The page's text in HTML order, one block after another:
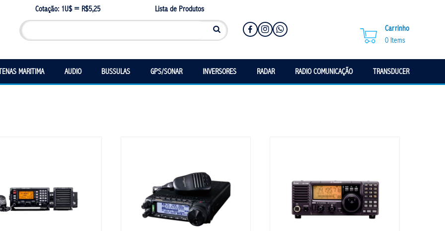
Cotação: 1U$ = R$5,25 Lista de Produtos
Carrinho
0Items
MARITIMA AUDIO BUSSULAS GPS/SONAR INVERSORES RADAR RADIO COMUNICAÇÃO TRANSDUCER